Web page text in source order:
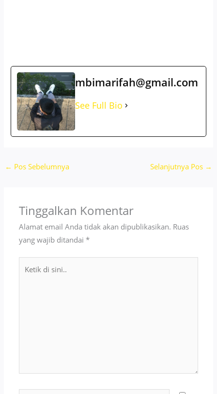
mbimarifah@gmail.com
See Full Bio
← Pos Sebelumnya Selanjutnya Pos →
Tinggalkan Komentar
Alamat email Anda tidak akan dipublikasikan. Ruas
yang wajib ditandai*